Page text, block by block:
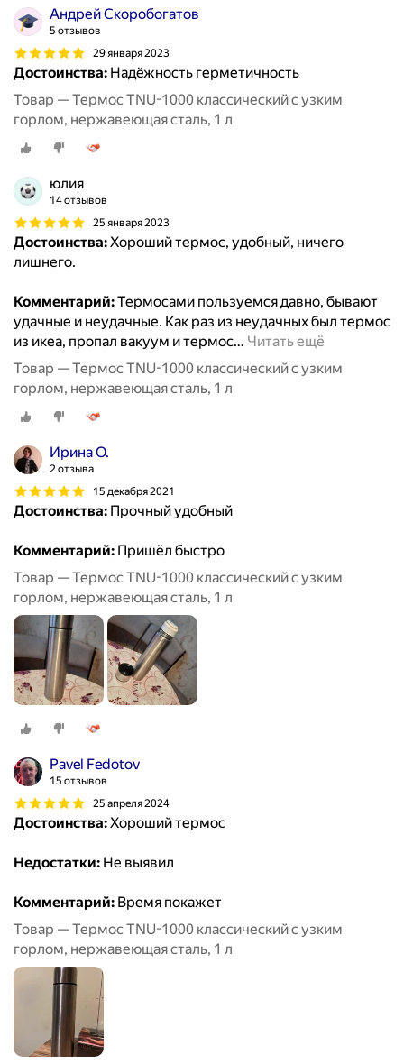
Андрей Скоробогатов
5 отзывов
29 января 2023
Достоинства: Надëжность герметичность
Товар — Термос TNU-1000 классический с узким
горлом, нержавеющая сталь, 1 л
юлия
14 отзывов
25 января 2023
Достоинства:Хороший термос, удобный, ничего
лишнего.
Комментарий:Термосами пользуемся давно, бывают
удачные и неудачные. Как раз из неудачных был термос
из икеа, пропал вакуум и термос… Читать ещё
Товар — Термос TNU-1000 классический с узким
горлом, нержавеющая сталь, 1 л
Ирина О.
2 отзыва
15 декабря 2021
Достоинства: Прочный удобный
Комментарий: Пришёл быстро
Товар — Термос TNU-1000 классический с узким
горлом, нержавеющая сталь, 1 л
Pavel Fedotov
15 отзывов
25 апреля 2024
Достоинства:Хороший термос
Недостатки: Не выявил
Комментарий: Время покажет
Товар — Термос TNU-1000 классический с узким
горлом, нержавеющая сталь, 1 л